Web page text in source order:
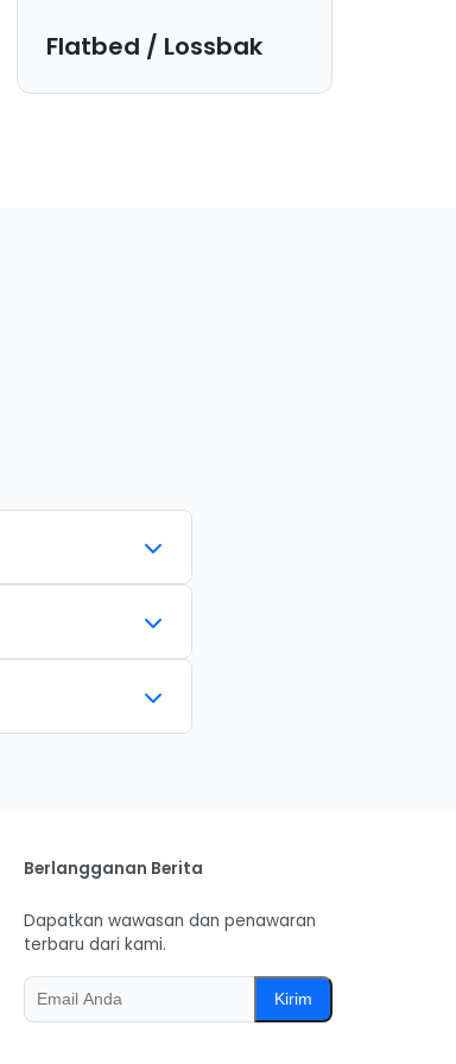
Flatbed / Lossbak
Berlangganan Berita
Dapatkan wawasan dan penawaran
terbaru dari kami.
Kirim